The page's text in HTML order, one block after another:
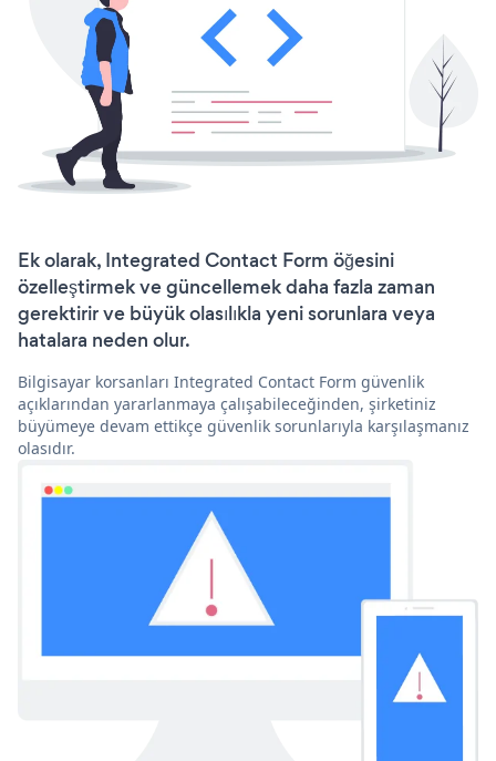
Ek olarak, Integrated Contact Form öğesini
özelleştirmek ve güncellemek daha fazla zaman
gerektirir ve büyük olasılıkla yeni sorunlara veya
hatalara neden olur.
Bilgisayar korsanları Integrated Contact Form güvenlik
açıklarından yararlanmaya çalışabileceğinden, şirketiniz
büyümeye devam ettikçe güvenlik sorunlarıyla karşılaşmanız
olasıdır.